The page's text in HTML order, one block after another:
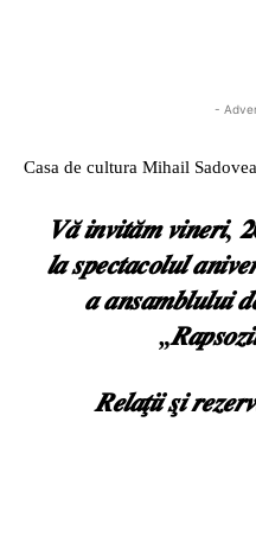
-
Casa de cultura Mihail
𝑽𝒂̆ 𝒊𝒏𝒗𝒊𝒕𝒂̆𝒎
𝒍𝒂 𝒔𝒑𝒆𝒄𝒕𝒂𝒄𝒐𝒍𝒖𝒍
𝒂 𝒂𝒏𝒔𝒂𝒎𝒃𝒍𝒖𝒍𝒖𝒊
𝑹𝒆𝒍𝒂𝒕̧𝒊𝒊 𝒔̧𝒊